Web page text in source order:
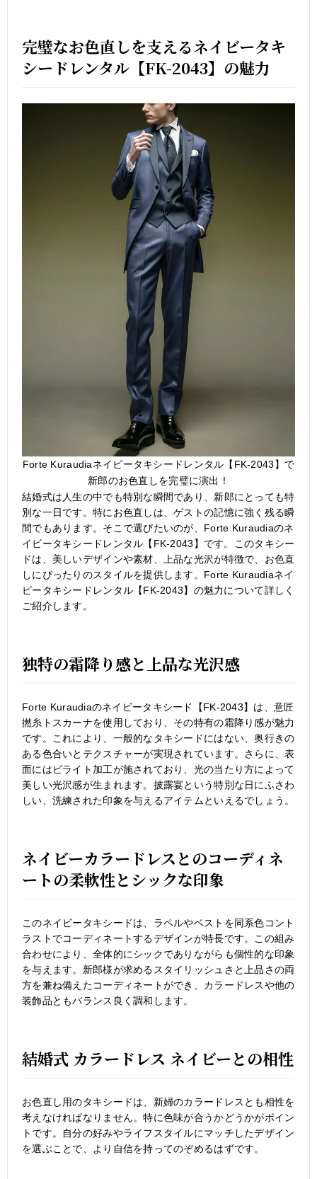
完璧なお色直しを支えるネイビータキ
シードレンタル【FK-2043】の魅力
Forte Kuraudiaネイビータキシードレンタル【FK-2043】で
新郎のお色直しを完璧に演出！
結婚式は人生の中でも特別な瞬間であり、新郎にとっても特
別な一日です。特にお色直しは、ゲストの記憶に強く残る瞬
間でもあります。そこで選びたいのが、Forte Kuraudiaのネ
イビータキシードレンタル【FK-2043】です。このタキシー
ドは、美しいデザインや素材、上品な光沢が特徴で、お色直
しにぴったりのスタイルを提供します。Forte Kuraudiaネイ
ビータキシードレンタル【FK-2043】の魅力について詳しく
ご紹介します。
独特の霜降り感と上品な光沢感
Forte Kuraudiaのネイビータキシード【FK-2043】は、意匠
撚糸トスカーナを使用しており、その特有の霜降り感が魅力
です。これにより、一般的なタキシードにはない、奥行きの
ある色合いとテクスチャーが実現されています。さらに、表
面にはビライト加工が施されており、光の当たり方によって
美しい光沢感が生まれます。披露宴という特別な日にふさわ
しい、洗練された印象を与えるアイテムといえるでしょう。
ネイビーカラードレスとのコーディネ
ートの柔軟性とシックな印象
このネイビータキシードは、ラペルやベストを同系色コント
ラストでコーディネートするデザインが特長です。この組み
合わせにより、全体的にシックでありながらも個性的な印象
を与えます。新郎様が求めるスタイリッシュさと上品さの両
方を兼ね備えたコーディネートができ、カラードレスや他の
装飾品ともバランス良く調和します。
結婚式 カラードレス ネイビーとの相性
お色直し用のタキシードは、新婦のカラードレスとも相性を
考えなければなりません。特に色味が合うかどうかがポイン
トです。自分の好みやライフスタイルにマッチしたデザイン
を選ぶことで、より自信を持ってのぞめるはずです。